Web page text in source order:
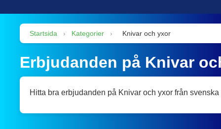
Startsida › Kategorier › Knivar och yxor
Erbjudanden på Knivar
Hitta bra erbjudanden på Knivar och yxor från